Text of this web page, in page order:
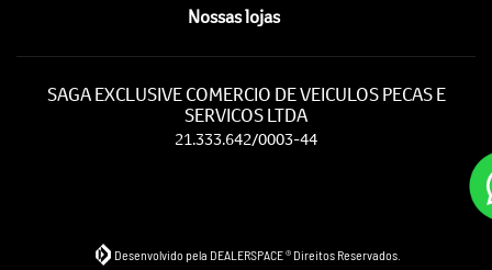
Nossas lojas
SAGA EXCLUSIVE COMERCIO DE VEICULOS PECAS E
SERVICOS LTDA
21.333.642/0003-44
Desenvolvido pela DEALERSPACE ® Direitos Reservados.